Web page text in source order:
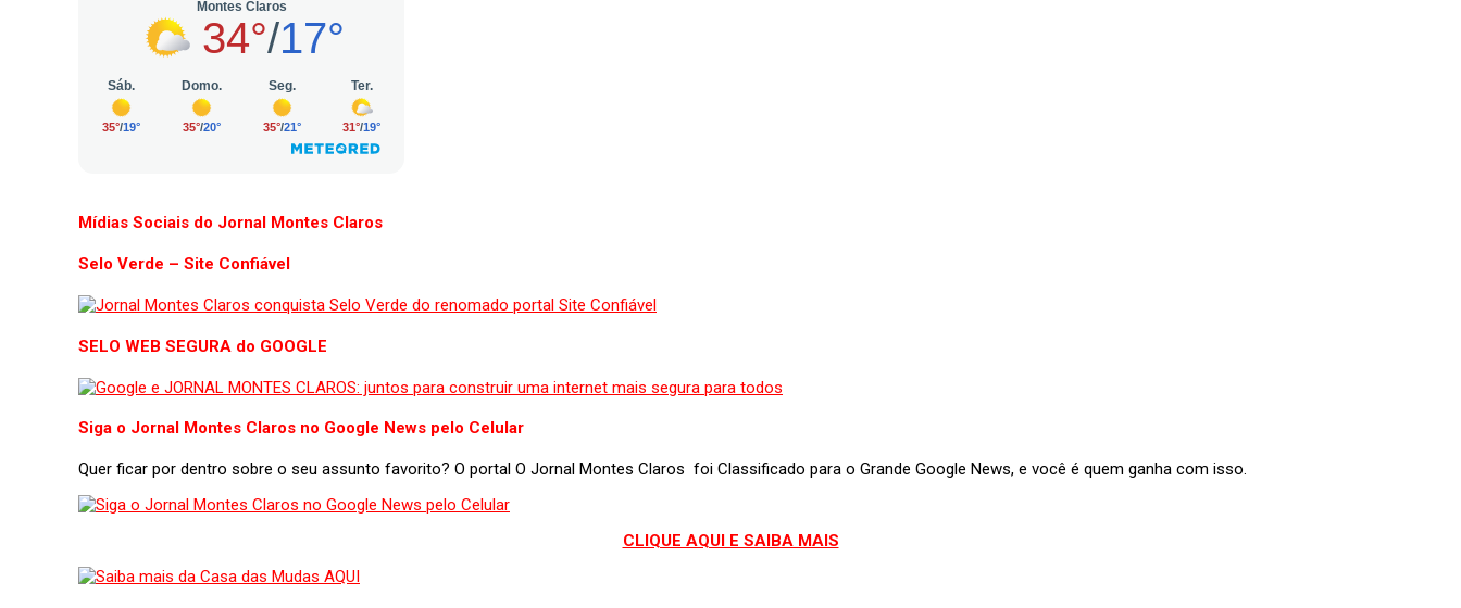
Mídias Sociais do Jornal Montes Claros
Selo Verde – Site Confiável
SELO WEB SEGURA do GOOGLE
Siga o Jornal Montes Claros no Google News pelo Celular
Quer ficar por dentro sobre o seu assunto favorito? O portal O Jornal Montes Claros foi Classificado para o Grande Google News, e você é quem ganha com isso.
CLIQUE AQUI E SAIBA MAIS